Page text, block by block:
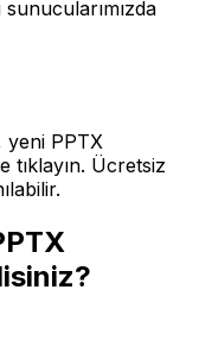
yeni PPTX
tıklayın. Ücretsiz